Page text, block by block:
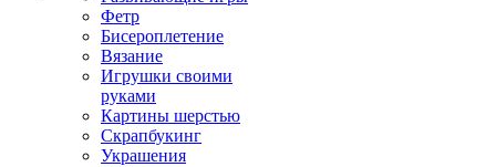
Фетр
Бисероплетение
Вязание
Игрушки своими
руками
Картины шерстью
Скрапбукинг
Украшения